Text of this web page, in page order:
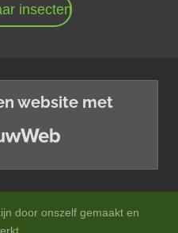
insecten
website met
door onszelf gemaakt en